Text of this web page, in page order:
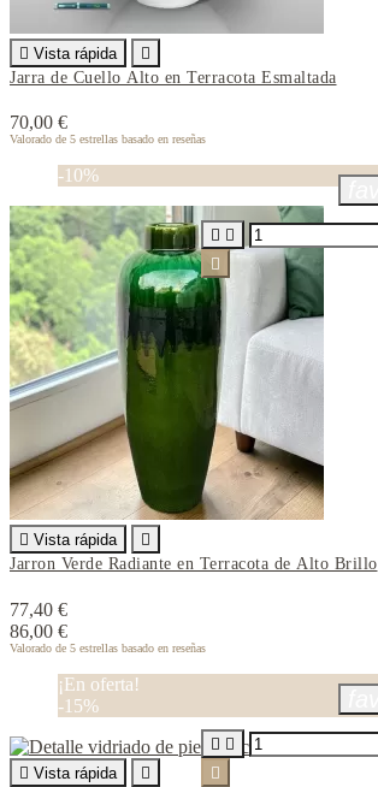
 Vista rápida

Jarra de Cuello Alto en Terracota Esmaltada
70,00 €
Valorado de 5 estrellas basado en reseñas
-10%
 Vista rápida

Jarron Verde Radiante en Terracota de Alto Brillo
77,40 €
86,00 €
Valorado de 5 estrellas basado en reseñas
 

¡En oferta!
-15%
 Vista rápida

 
